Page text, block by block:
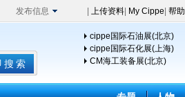
发布信息 上传资料 My Cippe 帮助
cippe国际石油展(北京)
cippe国际石化展(上海)
CM海工装备展(北京)